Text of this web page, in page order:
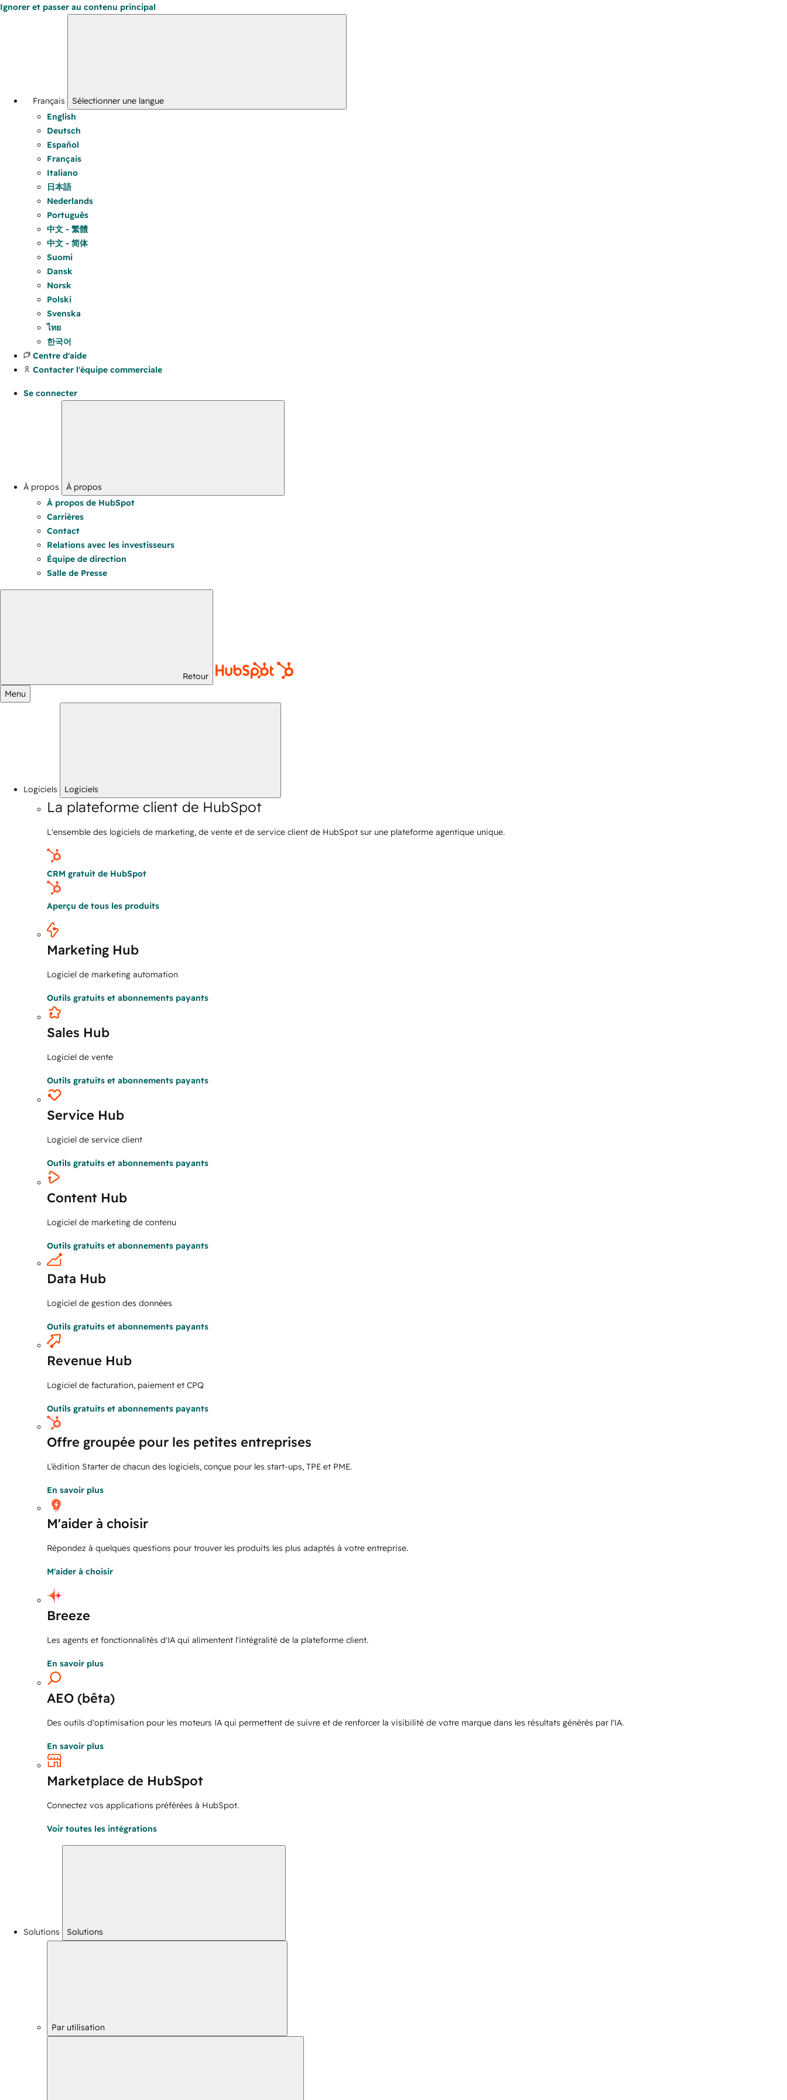
Ignorer et passer au contenu principal
Français
Sélectionner une langue
English
Deutsch
Español
Français
Italiano
日本語
Nederlands
Português
中文 - 繁體
中文 - 简体
Suomi
Dansk
Norsk
Polski
Svenska
ไทย
한국어
Centre d'aide
Contacter l'équipe commerciale
Se connecter
À propos
À propos
À propos de HubSpot
Carrières
Contact
Relations avec les investisseurs
Équipe de direction
Salle de Presse
Retour
Menu
Logiciels Logiciels
La plateforme client de HubSpot
L'ensemble des logiciels de marketing, de vente et de service client de HubSpot sur une plateforme agentique unique.
CRM gratuit de HubSpot
Aperçu de tous les produits
Marketing Hub
Logiciel de marketing automation
Outils gratuits et abonnements payants
Sales Hub
Logiciel de vente
Outils gratuits et abonnements payants
Service Hub
Logiciel de service client
Outils gratuits et abonnements payants
Content Hub
Logiciel de marketing de contenu
Outils gratuits et abonnements payants
Data Hub
Logiciel de gestion des données
Outils gratuits et abonnements payants
Revenue Hub
Logiciel de facturation, paiement et CPQ
Outils gratuits et abonnements payants
Offre groupée pour les petites entreprises
L’édition Starter de chacun des logiciels, conçue pour les start-ups, TPE et PME.
En savoir plus
M'aider à choisir
Répondez à quelques questions pour trouver les produits les plus adaptés à votre entreprise.
M'aider à choisir
Breeze
Les agents et fonctionnalités d'IA qui alimentent l'intégralité de la plateforme client.
En savoir plus
AEO (bêta)
Des outils d'optimisation pour les moteurs IA qui permettent de suivre et de renforcer la visibilité de votre marque dans les résultats générés par l'IA.
En savoir plus
Marketplace de HubSpot
Connectez vos applications préférées à HubSpot.
Voir toutes les intégrations
Solutions Solutions
Par utilisation